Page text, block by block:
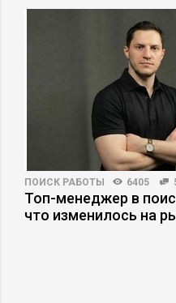
ПОИСК РАБОТЫ 6405
Топ-менеджер в
что изменилось на